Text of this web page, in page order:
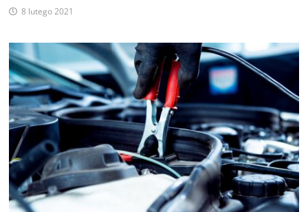
8 lutego 2021